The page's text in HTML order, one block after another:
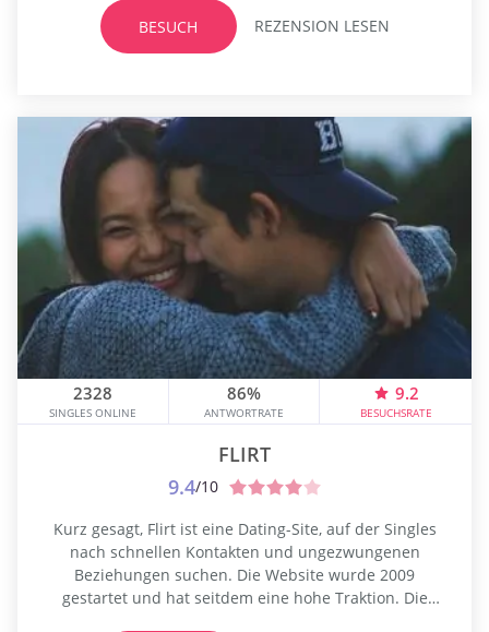
Beliebtheit. Die Website ist also eine Dating-Plattform,
wo man den perfekten Sexpartner fürs Online- oder
Offline-Dating finden kann. Die Benutzer der Website
BESUCH REZENSION LESEN
2328
SINGLES ONLINE
86%
ANTWORTRATE
9.2
BESUCHSRATE
FLIRT
9.4/10
Kurz gesagt, Flirt ist eine Dating-Site, auf der Singles
nach schnellen Kontakten und ungezwungenen
Beziehungen suchen. Die Website wurde 2009
gestartet und hat seitdem eine hohe Traktion. Die